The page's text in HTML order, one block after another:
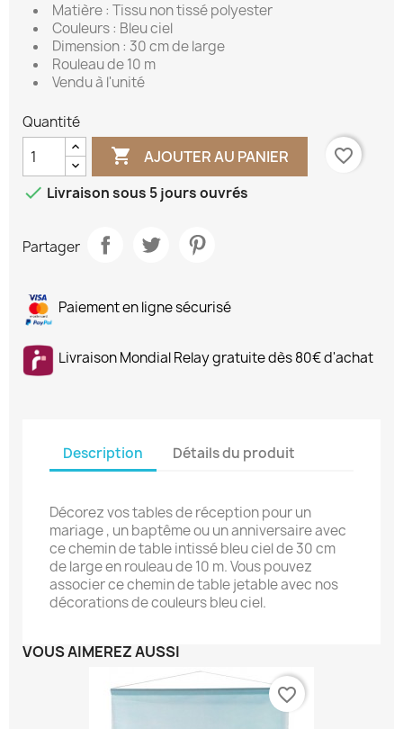
Matière : Tissu non tissé polyester
Couleurs : Bleu ciel
Dimension : 30 cm de large
Rouleau de 10 m
Vendu à l'unité
Quantité
 AJOUTER AU PANIER
favorite_border
 Livraison sous 5 jours ouvrés
Partager
Paiement en ligne sécurisé
Livraison Mondial Relay gratuite dès 80€ d'achat
Description Détails du produit
Décorez vos tables de réception pour un
mariage , un baptême ou un anniversaire avec
ce chemin de table intissé bleu ciel de 30 cm
de large en rouleau de 10 m. Vous pouvez
associer ce chemin de table jetable avec nos
décorations de couleurs bleu ciel.
VOUS AIMEREZ AUSSI
favorite_border